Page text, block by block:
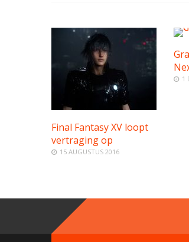
Final Fantasy XV loopt
vertraging op
15 AUGUSTUS 2016
1